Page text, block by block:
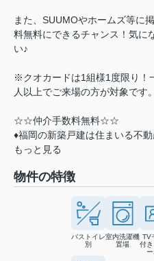
また、SUUMOやホームズ等に
料無料にできるチャンス！気に
い♪
※クオカードは1組様1度限り！
人以上でご来場の方が対象です。
☆☆仲介手数料無料☆☆
♦福岡の新築戸建は住まいる不
もっと見る
物件の特徴
バストイレ
別
室内洗濯機
置場
TV
付